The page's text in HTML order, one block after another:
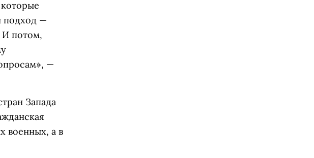
подход —
И потом,
—
Запада
военных, а в